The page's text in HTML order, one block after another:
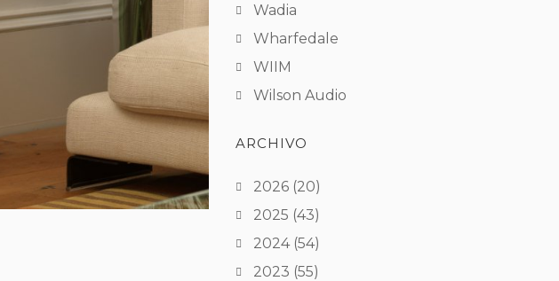
Wadia
Wharfedale
WIIM
Wilson Audio
ARCHIVO
2026(20)
2025 (43)
2024(54)
2023 (55)